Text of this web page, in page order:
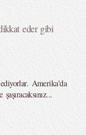
eder gibi
Amerika'da